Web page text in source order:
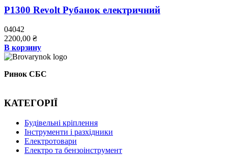
P1300 Revolt Рубанок електричний
04042
2200,00 ₴
В корзину
Ринок СБС
КАТЕГОРІЇ
Будівельні кріплення
Інструменти і разхідники
Електротовари
Електро та бензоінструмент